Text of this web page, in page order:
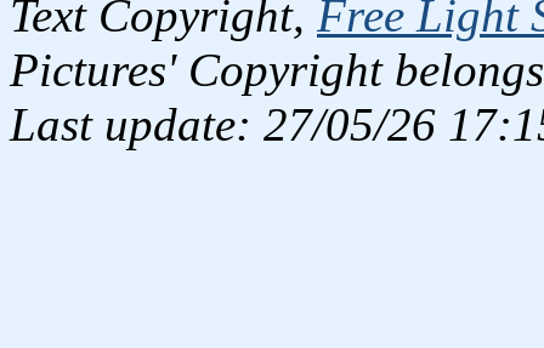
Text Copyright, Free Light
Pictures' Copyright
Last update: 27/05/26